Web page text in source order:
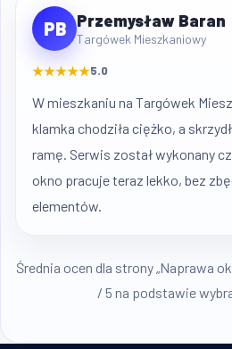
PB Przemysław Baran
Targówek Mieszkaniowy
★★★★★5.0
W mieszkaniu na Targówek
klamka chodziła ciężko, a
ramę. Serwis został wykonany
okno pracuje teraz lekko, bez
elementów.
Średnia ocen dla strony „Naprawa
/ 5 na podstawie